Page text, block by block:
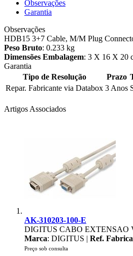
Observações
Garantia
Observações
HDB15 3+7 Cable, M/M Plug
Peso Bruto: 0.233 kg
Dimensões Embalagem: 3 X 16 X 20
Garantia
Tipo de Resolução
Prazo
Repar. Fabricante via Databox 3 Anos
Artigos Associados
AK-310203-100-E
DIGITUS CABO EXTENSAO
Marca: DIGITUS | Ref.
Preço sob consulta